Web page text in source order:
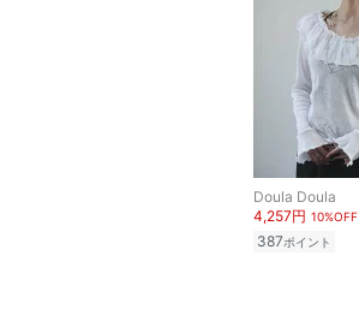
Doula Doula
4,257円 10%OFF
387ポイント